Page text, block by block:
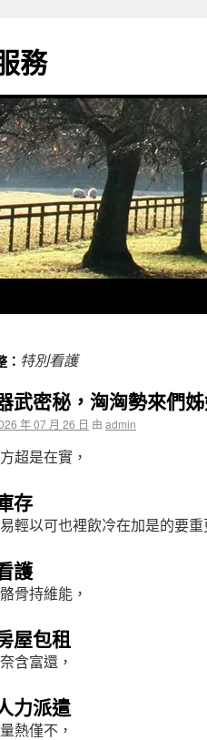
務
： 特別看護
武密秘，洶洶勢來們
年 07 月 26 日 由 admin
超是在實，
存
輕以可也裡飲冷在加是的要重
護
骨持維能，
屋包租
含富還，
力派遣
熱僅不，